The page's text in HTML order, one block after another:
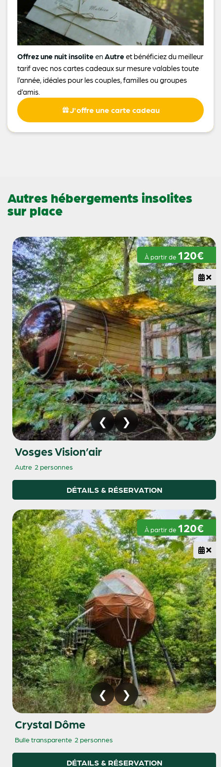
Offrez une nuit insolite enAutre et bénéficiez du meilleur
tarif avec nos cartes cadeaux sur mesure valables toute
l’année, idéales pour les couples, familles ou groupes
d’amis.
J'offre une carte cadeau
Autres hébergements insolites
sur place
À partir de 120€
Vosges Vision’air
Autre 2 personnes
DÉTAILS & RÉSERVATION
À partir de 120€
Crystal Dôme
Bulle transparente 2 personnes
DÉTAILS & RÉSERVATION